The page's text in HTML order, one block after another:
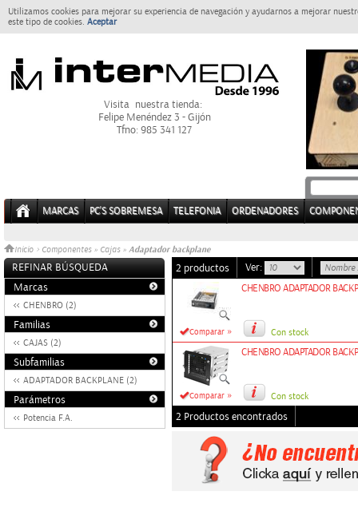
Utilizamos cookies para mejorar su experiencia de navegación y ayudarnos a mejorar
este tipo de cookies. Aceptar
Visita nuestra tienda:
Felipe Menéndez 3 - Gijón
Tfno: 985 341 127
MARCAS PC'S SOBREMESA TELEFONIA ORDENADORES
Inicio > Componentes » Cajas » Adaptador backplane
REFINAR BÚSQUEDA
Marcas
CHENBRO (2)
Familias
CAJAS (2)
Subfamilias
ADAPTADOR BACKPLANE (2)
Parámetros
Potencia F.A.
2 productos Ver:
Comparar »
CHENBRO ADAPTADOR
Con stock
Comparar »
CHENBRO ADAPTADOR
Con stock
2 Productos encontrados